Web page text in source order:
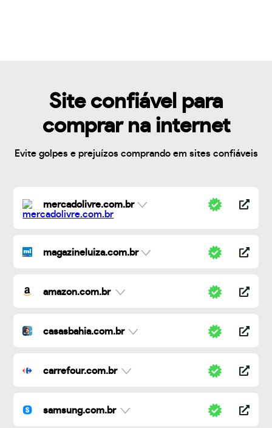
Site confiável para
comprar na internet
Evite golpes e prejuízos comprando em sites confiáveis
mercadolivre.com.br
magazineluiza.com.br
amazon.com.br
casasbahia.com.br
carrefour.com.br
samsung.com.br